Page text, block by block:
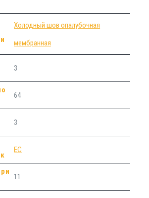
Холодный шов опалубочная
мембранная
3
64
3
ЕС
11